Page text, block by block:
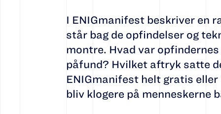
I ENIGmanifest beskriver en
står bag de opfindelser og
montre. Hvad var
påfund? Hvilket aftryk satte
ENIGmanifest helt gratis
bliv klogere på menneskerne